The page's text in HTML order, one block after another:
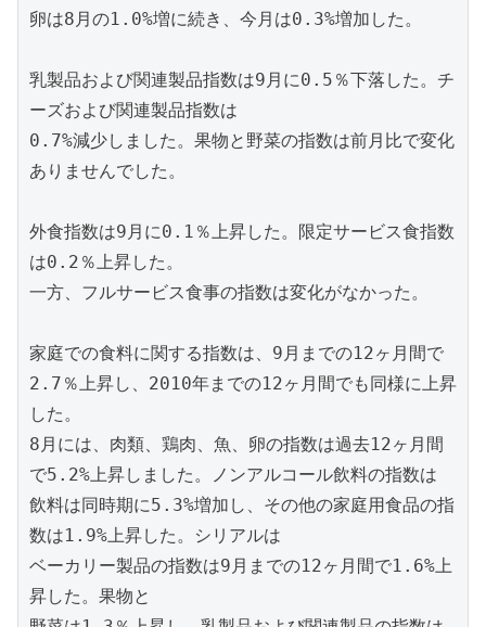
卵は8月の1.0%増に続き、今月は0.3%増加した。
乳製品および関連製品指数は9月に0.5％下落した。チ
ーズおよび関連製品指数は
0.7%減少しました。果物と野菜の指数は前月比で変化
ありませんでした。
外食指数は9月に0.1％上昇した。限定サービス食指数
は0.2％上昇した。
一方、フルサービス食事の指数は変化がなかった。
家庭での食料に関する指数は、9月までの12ヶ月間で
2.7％上昇し、2010年までの12ヶ月間でも同様に上昇
した。
8月には、肉類、鶏肉、魚、卵の指数は過去12ヶ月間
で5.2%上昇しました。ノンアルコール飲料の指数は
飲料は同時期に5.3%増加し、その他の家庭用食品の指
数は1.9%上昇した。シリアルは
ベーカリー製品の指数は9月までの12ヶ月間で1.6%上
昇した。果物と